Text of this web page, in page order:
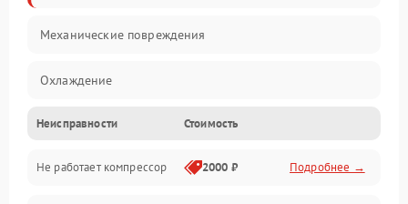
Механические повреждения
Охлаждение
Механика
Электропитание
Неисправности Стоимость
Не работает компрессор 2000 ₽ Подробнее →